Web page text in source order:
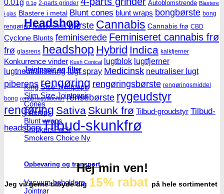
Headshop
Jointpapir og filter
King Size Jointpapir
Slim Size Jointpapir
Cones
Filtertips
Blunt wraps
SmokersPack
Smokers Choice
Opbevaring og transport
Vacuum beholdere
Jointrør
0.01g 0.1g 2-parts grinder Autoblomstrende Blastere
i glas Blastere i metal Blunt cones blunt wraps bongbørste bong
rengøring Bulldog seeds børste Cannabis Cannabis frø CBD
Cyclone Blunts feminiserede Feminiseret cannabis frø
frø glasrens headshop Hybrid Indica kalkfjerner
Konkurrence vinder Kush Conical lugtblok lugtfjerner
lugtneutralisering lugt spray Medicinsk neutraliser lugt
piberens rengøring rengøringsbørste rengøringsmiddel
bong rengøringstilbehør rensebørste rygeudstyr
rengøring Sativa Skunk frø Tilbud-groudstyr Tilbud-
headshop Tilbud-skunkfrø
Hej min ven!
Jeg vil gerne tilbyde dig 15% rabat på hele sortimentet